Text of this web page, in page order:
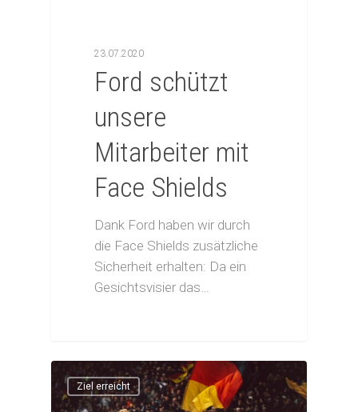
23.07.2020
Ford schützt
unsere
Mitarbeiter mit
Face Shields
Dank Ford haben wir durch
die Face Shields zusätzliche
Sicherheit erhalten: Da ein
Gesichtsvisier das…
Ziel erreicht